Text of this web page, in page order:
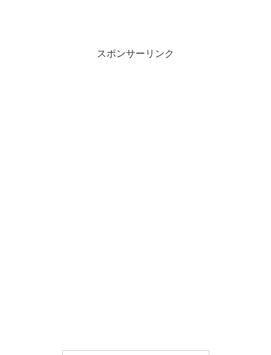
スポンサーリンク